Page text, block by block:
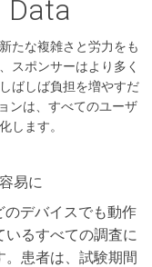
Data
たな複雑さと労力をも
スポンサーはより多く
ばしば負担を増やすだ
ンは、すべてのユーザ
します。
易に
のデバイスでも動作
るすべての調査に
。患者は、試験期間